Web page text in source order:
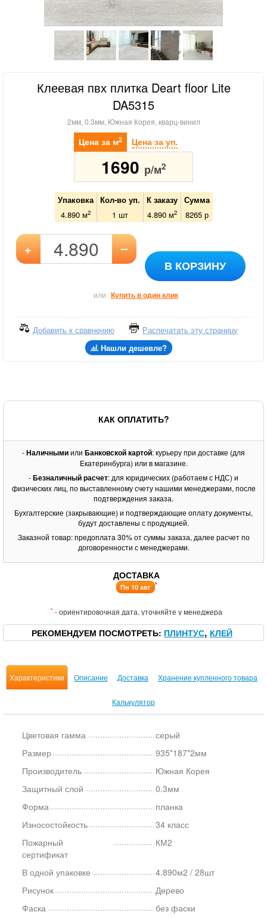
Клеевая пвх плитка Deart floor Lite
DA5315
2мм, 0.3мм, Южная Корея, кварц-винил
Цена за м2 Цена за уп.
1690 р/м2
Упаковка Кол-во уп. К заказу
Сумма
4.890 м2 1 шт 4.890м2 8265р
+ –
В КОРЗИНУ
или Купить в один клик
Добавить к сравнению
Распечатать эту страницу
Нашли дешевле?
КАК ОПЛАТИТЬ?
-Наличнымиили Банковской картой: курьеру при доставке (для
Екатеринбурга) или в магазине.
-Безналичный расчет: для юридических (работаем с НДС) и
физических лиц, по выставленному счету нашими менеджерами, после
подтверждения заказа.
Бухгалтерские (закрывающие) и подтверждающие оплату документы,
будут доставлены с продукцией.
Заказной товар: предоплата 30% от суммы заказа, далее расчет по
договоренности с менеджерами.
ДОСТАВКА
Пн 10 авг *
* - ориентировочная дата, уточняйте у менеджера
РЕКОМЕНДУЕМ ПОСМОТРЕТЬ ПЛИНТУС КЛЕЙ
Характеристики Описание Доставка Хранение купленного товара
Калькулятор
Цветовая гамма
серый
Размер
935*187*2мм
Производитель
Южная Корея
Защитный слой
0.3мм
Форма
планка
Износостойкость
34 класс
Пожарный
сертификат
КМ2
В одной упаковке
4.890м2 / 28шт
Рисунок
Дерево
Фаска
без фаски